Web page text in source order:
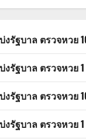
รัฐบาล ตรวจหวย
รัฐบาล ตรวจหวย
รัฐบาล ตรวจหวย
รัฐบาล ตรวจหวย